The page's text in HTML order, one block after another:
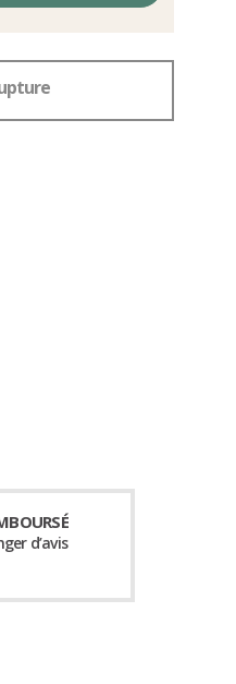
d’avis